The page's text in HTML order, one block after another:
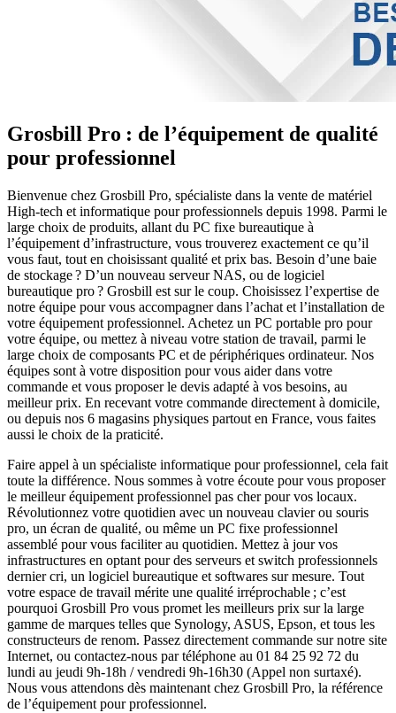
Grosbill Pro : de l’équipement de qualité
pour professionnel
Bienvenue chez Grosbill Pro, spécialiste dans la vente de matériel
High-tech et informatique pour professionnels depuis 1998. Parmi le
large choix de produits, allant du PC fixe bureautique à
l’équipement d’infrastructure, vous trouverez exactement ce qu’il
vous faut, tout en choisissant qualité et prix bas. Besoin d’une baie
de stockage ? D’un nouveau serveur NAS, ou de logiciel
bureautique pro ? Grosbill est sur le coup. Choisissez l’expertise de
notre équipe pour vous accompagner dans l’achat et l’installation de
votre équipement professionnel. Achetez un PC portable pro pour
votre équipe, ou mettez à niveau votre station de travail, parmi le
large choix de composants PC et de périphériques ordinateur. Nos
équipes sont à votre disposition pour vous aider dans votre
commande et vous proposer le devis adapté à vos besoins, au
meilleur prix. En recevant votre commande directement à domicile,
ou depuis nos 6 magasins physiques partout en France, vous faites
aussi le choix de la praticité.
Faire appel à un spécialiste informatique pour professionnel, cela fait
toute la différence. Nous sommes à votre écoute pour vous proposer
le meilleur équipement professionnel pas cher pour vos locaux.
Révolutionnez votre quotidien avec un nouveau clavier ou souris
pro, un écran de qualité, ou même un PC fixe professionnel
assemblé pour vous faciliter au quotidien. Mettez à jour vos
infrastructures en optant pour des serveurs et switch professionnels
dernier cri, un logiciel bureautique et softwares sur mesure. Tout
votre espace de travail mérite une qualité irréprochable ; c’est
pourquoi Grosbill Pro vous promet les meilleurs prix sur la large
gamme de marques telles que Synology, ASUS, Epson, et tous les
constructeurs de renom. Passez directement commande sur notre site
Internet, ou contactez-nous par téléphone au 01 84 25 92 72 du
lundi au jeudi 9h-18h / vendredi 9h-16h30 (Appel non surtaxé).
Nous vous attendons dès maintenant chez Grosbill Pro, la référence
de l’équipement pour professionnel.